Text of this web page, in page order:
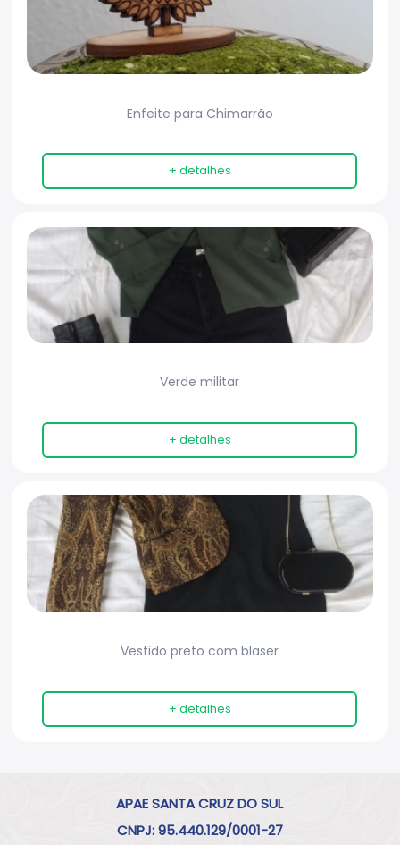
Enfeite para Chimarrão
+ detalhes
Verde militar
+ detalhes
Vestido preto com blaser
+ detalhes
APAE SANTA CRUZ DO SUL
CNPJ: 95.440.129/0001-27